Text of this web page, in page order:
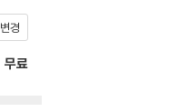
변경
무료